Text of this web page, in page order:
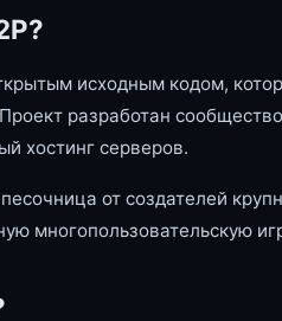
исходным кодом,
разработан
хостинг серверов.
от создателей
многопользовательскую